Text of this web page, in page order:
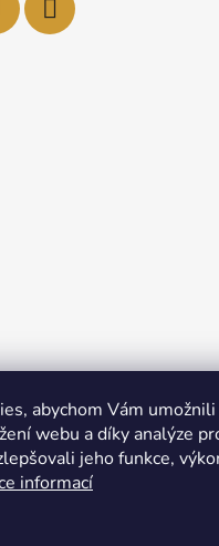
abychom Vám umožnili
webu a díky analýze
jeho funkce,
informací